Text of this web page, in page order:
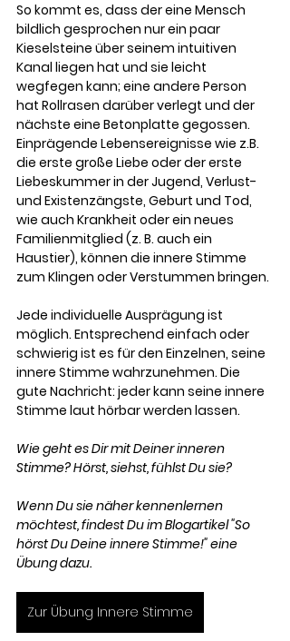
So kommt es, dass der eine Mensch
bildlich gesprochen nur ein paar
Kieselsteine über seinem intuitiven
Kanal liegen hat und sie leicht
wegfegen kann; eine andere Person
hat Rollrasen darüber verlegt und der
nächste eine Betonplatte gegossen.
Einprägende Lebensereignisse wie z.B.
die erste große Liebe oder der erste
Liebeskummer in der Jugend, Verlust-
und Existenzängste, Geburt und Tod,
wie auch Krankheit oder ein neues
Familienmitglied (z. B. auch ein
Haustier), können die innere Stimme
zum Klingen oder Verstummen bringen.
Jede individuelle Ausprägung ist
möglich. Entsprechend einfach oder
schwierig ist es für den Einzelnen, seine
innere Stimme wahrzunehmen. Die
gute Nachricht: jeder kann seine innere
Stimme laut hörbar werden lassen.
Wie geht es Dir mit Deiner inneren
Stimme? Hörst, siehst, fühlst Du sie?
Wenn Du sie näher kennenlernen
möchtest, findest Du im Blogartikel "So
hörst Du Deine innere Stimme!" eine
Übung dazu.
Zur Übung Innere Stimme